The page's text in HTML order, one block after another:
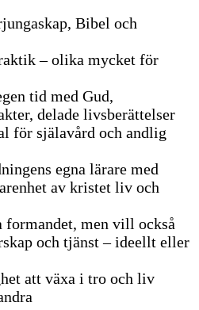
Bibel och
– olika mycket för
tid med Gud,
delade livsberättelser
för själavård och andlig
egna lärare med
av kristet liv och
formandet, men vill också
och tjänst – ideellt eller
att växa i tro och liv